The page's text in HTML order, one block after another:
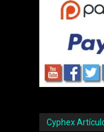
Cyphex